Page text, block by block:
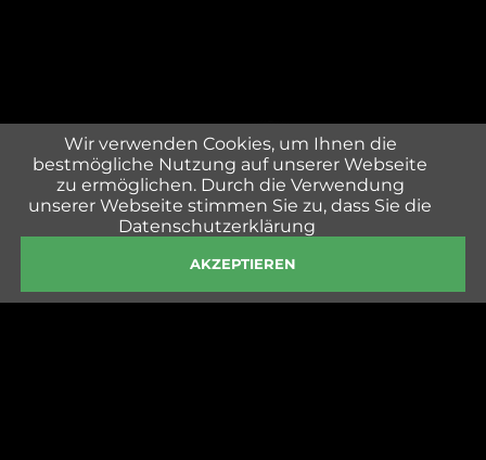
Wir verwenden Cookies, um Ihnen die
bestmögliche Nutzung auf unserer Webseite
zu ermöglichen. Durch die Verwendung
unserer Webseite stimmen Sie zu, dass Sie die
Datenschutzerklärung
AKZEPTIEREN